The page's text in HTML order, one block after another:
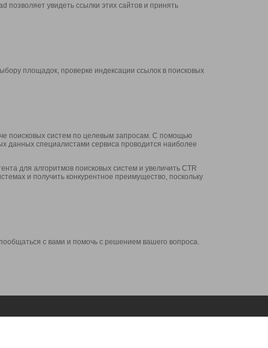
увидеть ссылки этих сайтов и принять
площадок, проверке индексации ссылок в поисковых
поисковых систем по целевым запросам. С помощью
данных специалистами сервиса проводится наиболее
для алгоритмов поисковых систем и увеличить CTR
и получить конкурентное преимущество, поскольку
с вами и помочь с решением вашего вопроса.